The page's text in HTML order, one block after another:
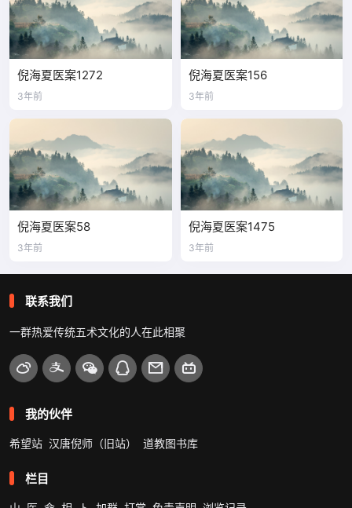
倪海夏医案1272
3年前
倪海夏医案156
3年前
倪海夏医案58
3年前
倪海夏医案1475
3年前
联系我们
一群热爱传统五术文化的人在此相聚
我的伙伴
希望站 汉唐倪师（旧站） 道教图书库
栏目